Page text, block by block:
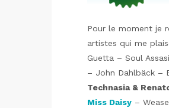
Pour le moment je
artistes qui me
Guetta – Soul
– John Dahlbäck –
Technasia &
Miss Daisy –